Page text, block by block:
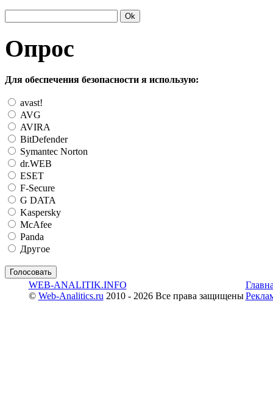
Опрос
Для обеспечения безопасности я использую:
avast!
AVG
AVIRA
BitDefender
Symantec Norton
dr.WEB
ESET
F-Secure
G DATA
Kaspersky
McAfee
Panda
Другое
WEB-ANALITIK.INFO
© Web-Analitics.ru 2010 - 2026 Все права защищены